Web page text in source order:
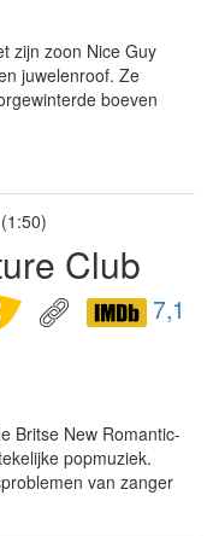
zijn zoon Nice Guy
juwelenroof. Ze
boeven
(1:50)
Club
7,1
Britse New Romantic-
popmuziek.
van zanger